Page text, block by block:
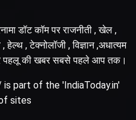
डॉट कॉम पर राजनीती , खेल ,
, टेक्नोलॉजी , विज्ञान ,अधात्यम
पहलू की खबर सबसे पहले आप तक।
part of the 'IndiaToday.in'
sites